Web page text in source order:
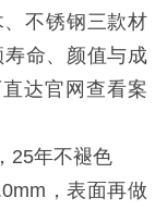
不锈钢三款材
命、颜值与成
达官网查看案
25年不褪色
，表面再做